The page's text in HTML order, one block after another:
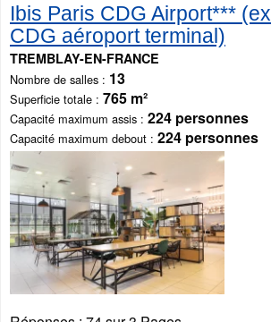
Ibis Paris CDG Airport***
CDG aéroport terminal)
TREMBLAY-EN-FRANCE
Nombre de salles 13
Superficie totale 765 m²
Capacité maximum assis 224 personnes
Capacité maximum debout 224 personnes